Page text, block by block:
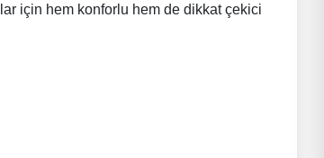
için hem konforlu hem de dikkat çekici